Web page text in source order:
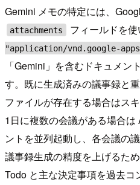
Gemini メモの特定には、
attachments フィールドを使
"application/vnd.google-
「Gemini」を含むドキュメン
す。既に生成済みの議事録と
ファイルが存在する場合はスキ
1日に複数の会議がある場合
ントを並列起動し、各会議の
議事録生成の精度を上げるた
Todo と主な決定事項を過去